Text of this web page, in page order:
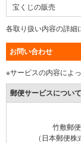
宝くじの販売
各取り扱い内容の詳細
お問い合わせ
※サービスの内容によ
郵便サービスについて
竹敷郵
（日本郵便株